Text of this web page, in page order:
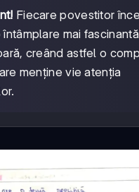
Fiecare povestitor
întâmplare mai
creând astfel o
menține vie atenția